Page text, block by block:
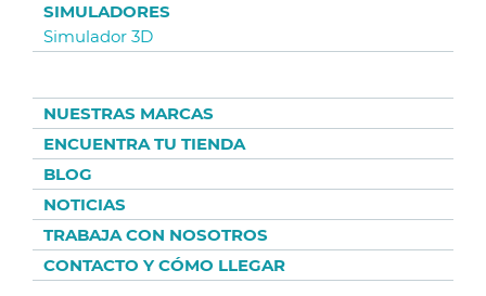
SIMULADORES
Simulador 3D
NUESTRAS MARCAS
ENCUENTRA TU TIENDA
BLOG
NOTICIAS
TRABAJA CON NOSOTROS
CONTACTO Y CÓMO LLEGAR